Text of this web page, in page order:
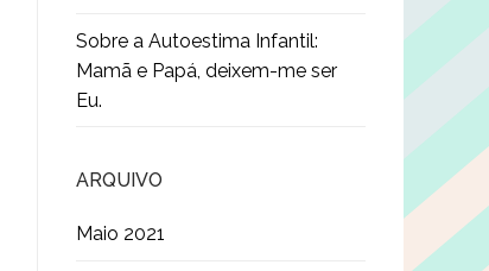
Sobre a Autoestima Infantil:
Mamã e Papá, deixem-me ser
Eu.
ARQUIVO
Maio 2021